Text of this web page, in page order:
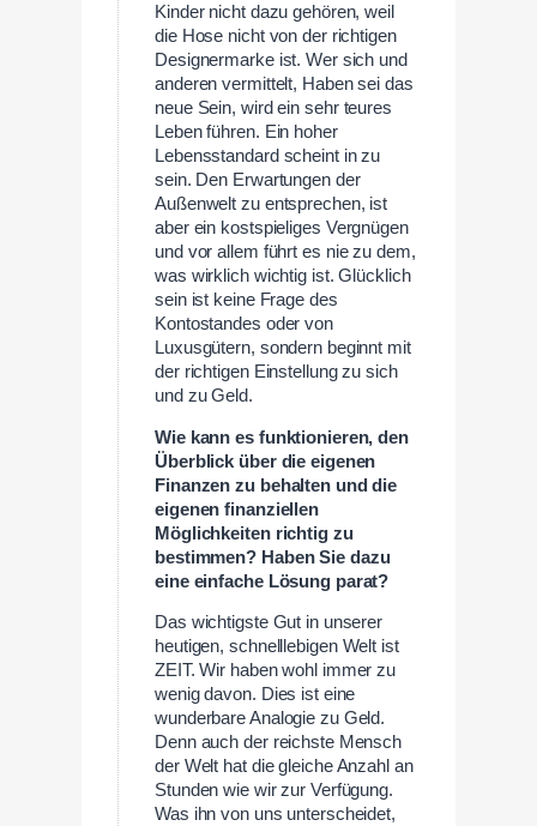
Kinder nicht dazu gehören, weil
die Hose nicht von der richtigen
Designermarke ist. Wer sich und
anderen vermittelt, Haben sei das
neue Sein, wird ein sehr teures
Leben führen. Ein hoher
Lebensstandard scheint in zu
sein. Den Erwartungen der
Außenwelt zu entsprechen, ist
aber ein kostspieliges Vergnügen
und vor allem führt es nie zu dem,
was wirklich wichtig ist. Glücklich
sein ist keine Frage des
Kontostandes oder von
Luxusgütern, sondern beginnt mit
der richtigen Einstellung zu sich
und zu Geld.
Wie kann es funktionieren, den
Überblick über die eigenen
Finanzen zu behalten und die
eigenen finanziellen
Möglichkeiten richtig zu
bestimmen? Haben Sie dazu
eine einfache Lösung parat?
Das wichtigste Gut in unserer
heutigen, schnelllebigen Welt ist
ZEIT. Wir haben wohl immer zu
wenig davon. Dies ist eine
wunderbare Analogie zu Geld.
Denn auch der reichste Mensch
der Welt hat die gleiche Anzahl an
Stunden wie wir zur Verfügung.
Was ihn von uns unterscheidet,